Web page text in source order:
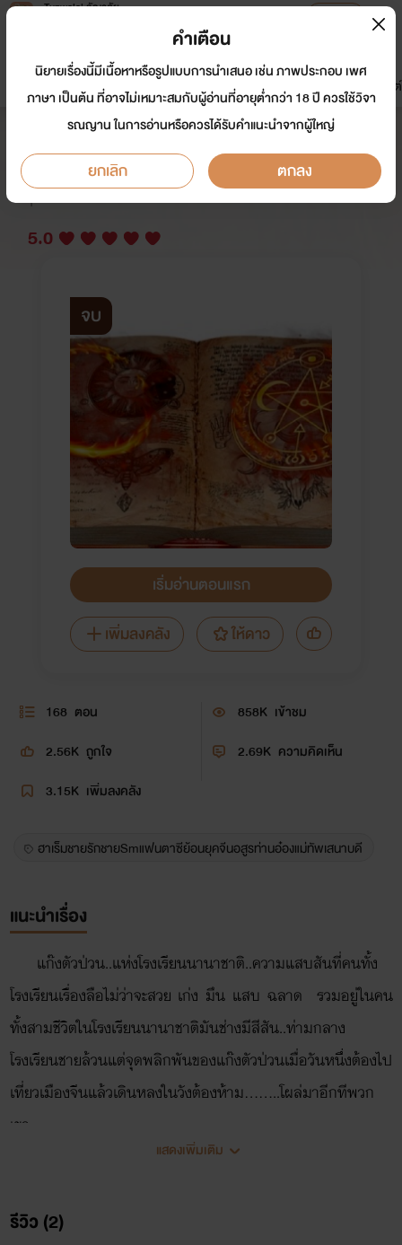
Tunwalai ธัญวลัย
หน้าแรก นิยาย อีบุ๊ก การ์ตูน
มาใหม่
ดรีมแชท ธัญลิสต์
แก๊งป่วน..ทะลุมิติจบแล้ว
นักเขียน: ป้าลูกหนึ่ง
Y
5.0
จบ
เริ่มอ่านตอนแรก
เพิ่มลงคลัง
ให้ดาว
168 ตอน 858K เข้าชม
2.56K ถูกใจ 2.69K ความคิดเห็น
3.15K เพิ่มลงคลัง
ฮาเร็มชายรักชายSmแฟนตาซีย้อนยุคจีนอสูรท่านอ๋องแม่ทัพเสนาบดี
แนะนำเรื่อง
แก๊งตัวป่วน..แห่งโรงเรียนนานาชาติ..ความแสบสันที่คนทั้ง
โรงเรียนเรื่องลือไม่ว่าจะสวย เก่ง มึน แสบ ฉลาด รวมอยู่ในคน
ทั้งสามชีวิตในโรงเรียนนานาชาติมันช่างมีสีสัน..ท่ามกลาง
โรงเรียนชายล้วนแต่จุดพลิกพันของแก๊งตัวป่วนเมื่อวันหนึ่งต้องไป
เที่ยวเมืองจีนแล้วเดินหลงในวังต้องห้าม........โผล่มาอีกทีพวก
เขา
คนสองเป็นอนุแม่ทัพที่กำลังโดนเขี่ยทิ้ง
แสดงเพิ่มเติม
รีวิว (2)
คำเตือน
นิยายเรื่องนี้มีเนื้อหาหรือรูปแบบการนำเสนอ เช่น ภาพประกอบ เพศ
ภาษา เป็นต้น ที่อาจไม่เหมาะสมกับผู้อ่านที่อายุต่ำกว่า 18 ปี ควรใช้วิจา
รณญาน ในการอ่านหรือควรได้รับคำแนะนำจากผู้ใหญ่
ยกเลิก ตกลง